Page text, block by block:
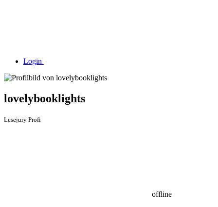
Login
lovelybooklights
Lesejury Profi
offline